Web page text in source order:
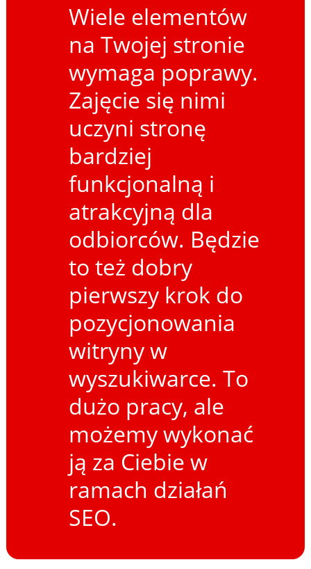
Wiele elementów
na Twojej stronie
wymaga poprawy.
Zajęcie się nimi
uczyni stronę
bardziej
funkcjonalną i
atrakcyjną dla
odbiorców. Będzie
to też dobry
pierwszy krok do
pozycjonowania
witryny w
wyszukiwarce. To
dużo pracy, ale
możemy wykonać
ją za Ciebie w
ramach działań
SEO.